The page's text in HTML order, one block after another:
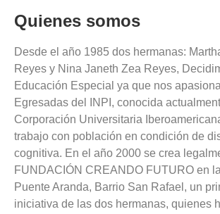
Quienes somos
Desde el año 1985 dos hermanas:
Reyes y Nina Janeth Zea Reyes,
Educación Especial ya que nos
Egresadas del INPI, conocida
Corporación Universitaria
trabajo con población en condición de
cognitiva. En el año 2000 se crea
FUNDACIÓN CREANDO FUTURO en
Puente Aranda, Barrio San Rafael, un
iniciativa de las dos hermanas, quienes